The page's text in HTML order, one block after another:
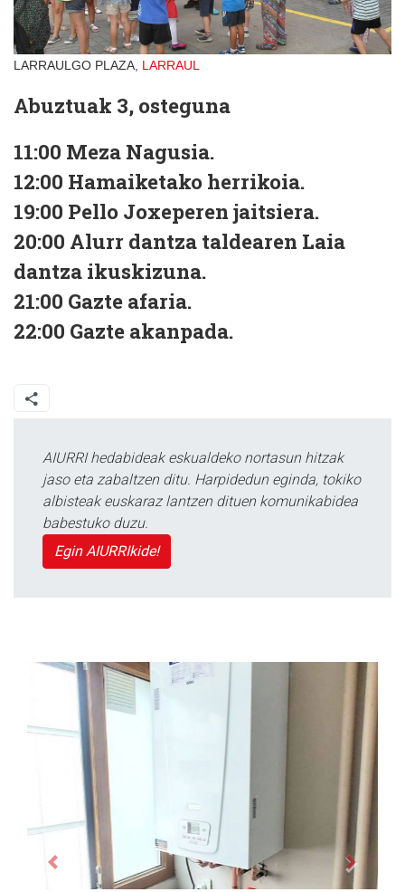
LARRAULGO PLAZA, LARRAUL
Abuztuak 3, osteguna
11:00 Meza Nagusia.
12:00 Hamaiketako herrikoia.
19:00 Pello Joxeperen jaitsiera.
20:00 Alurr dantza taldearen Laia
dantza ikuskizuna.
21:00 Gazte afaria.
22:00 Gazte akanpada.
AIURRI hedabideak eskualdeko nortasun hitzak
jaso eta zabaltzen ditu. Harpidedun eginda, tokiko
albisteak euskaraz lantzen dituen komunikabidea
babestuko duzu.
Egin AIURRIkide!
Previous Next